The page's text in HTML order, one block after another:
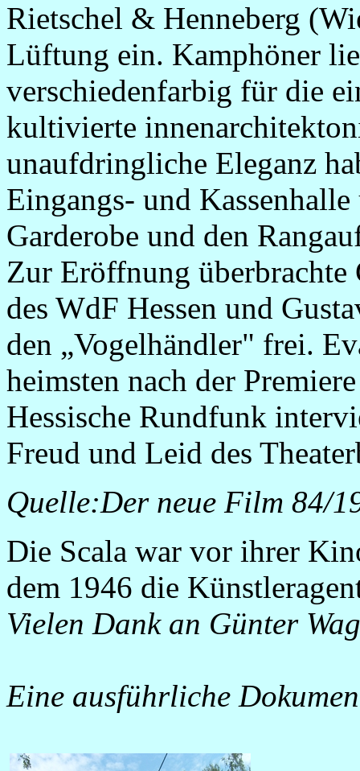
Rietschel & Henneberg
Lüftung ein. Kamphöner
verschiedenfarbig für die
kultivierte
unaufdringliche Eleganz
Eingangs- und
Garderobe und den
Zur Eröffnung überbrachte
des WdF Hessen und
den „Vogelhändler" frei.
heimsten nach der
Hessische Rundfunk
Freud und Leid des
Quelle:Der neue Film 84/
Die Scala war vor ihrer
dem 1946 die
Vielen Dank an Günter
Eine ausführliche